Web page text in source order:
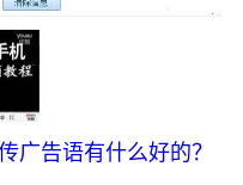
广告语有什么好的？